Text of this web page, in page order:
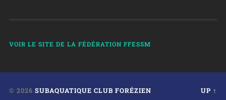
VOIR LE SITE DE LA FÉDÉRATION FFESSM
© 2026 SUBAQUATIQUE CLUB FORÉZIEN UP ↑